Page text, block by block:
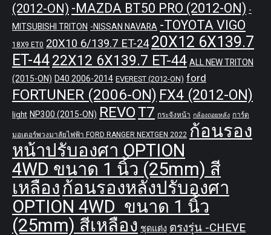
(2012-ON) -MAZDA BT50 PRO (2012-ON) -
MITSUBISHI TRITON -NISSAN NAVARA -TOYOTA VIGO
18X9 ET0 20X10 6/139.7 ET-24 20X12 6X139.7
ET-4422X12 6X139.7 ET-44 ALL NEW TRITON
(2015-ON) D40 2006-2014 EVEREST (2012-ON) ford
FORTUNER (2006-ON) FX4 (2012-ON)
light NP300 (2015-ON) REVOT7 กระจังหน้า กล้องถอยหลัง การ์ด
มอเตอร์พวงมาลัยไฟฟ้า FORD RANGER NEXTGEN 2022 ก้อนรอง
หน้าปรับองศา OPTION
4WD ขนาด 1 นิ้ว (25mm) สี
เหลือง ก้อนรองหลังปรับองศา
OPTION 4WD ขนาด 1 นิ้ว
(25mm) สีเหลือง ชุดแต่ง ตรงรุ่น -CHEVE